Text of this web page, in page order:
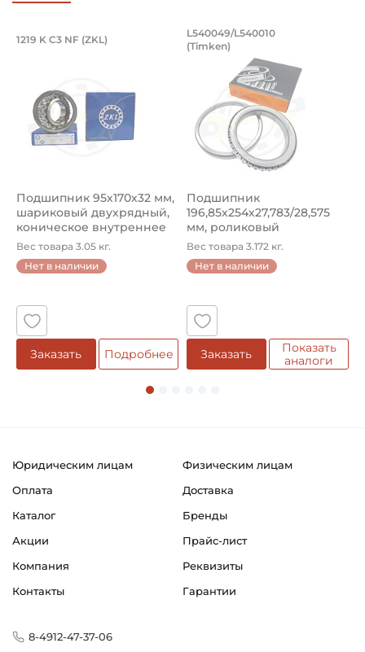
Подшипник 95х170х32 мм, шариковый
Подшипник 95х170х32 мм, шариковый двухрядный,
1219 K C3 NF (ZKL)
Подшипник 95х170х32 мм,
шариковый двухрядный,
коническое внутреннее
кол...
Вес товара 3.05 кг.
Нет в наличии
Заказать Подробнее
Подшипник
Подшипник
L540049/L540010
(Timken)
Подшипник
196,85х254х27,783/28,575
мм, роликовый
однорядный конический
...
Вес товара 3.172 кг.
Нет в наличии
Заказать
Показать
аналоги
Юридическим лицам
Физическим лицам
Оплата
Доставка
Каталог
Бренды
Акции
Прайс-лист
Компания
Реквизиты
Контакты
Гарантии
8-4912-47-37-06